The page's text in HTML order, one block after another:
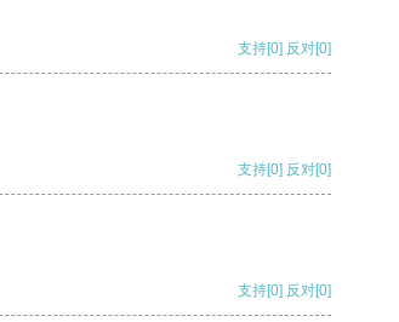
支持[0] 反对[0]
支持[0] 反对[0]
支持[0] 反对[0]